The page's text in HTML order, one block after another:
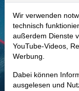
859406 |
Aktie
Realtime-
- - -
-
Wir verwenden
technisch
außerdem Dienste
YouTube-Videos,
Werbung.
Dabei können
ausgelesen und